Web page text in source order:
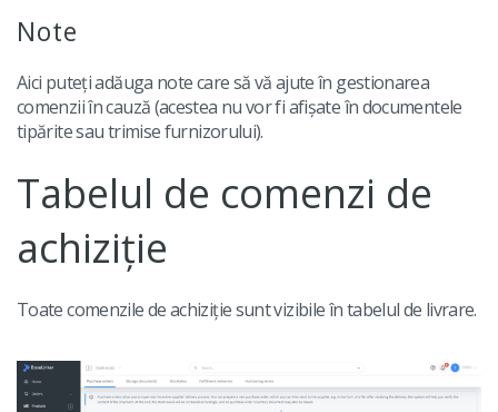
Note
Aici puteți adăuga note care să vă ajute în gestionarea
comenzii în cauză (acestea nu vor fi afișate în documentele
tipărite sau trimise furnizorului).
Tabelul de comenzi de
achiziție
Toate comenzile de achiziție sunt vizibile în tabelul de livrare.